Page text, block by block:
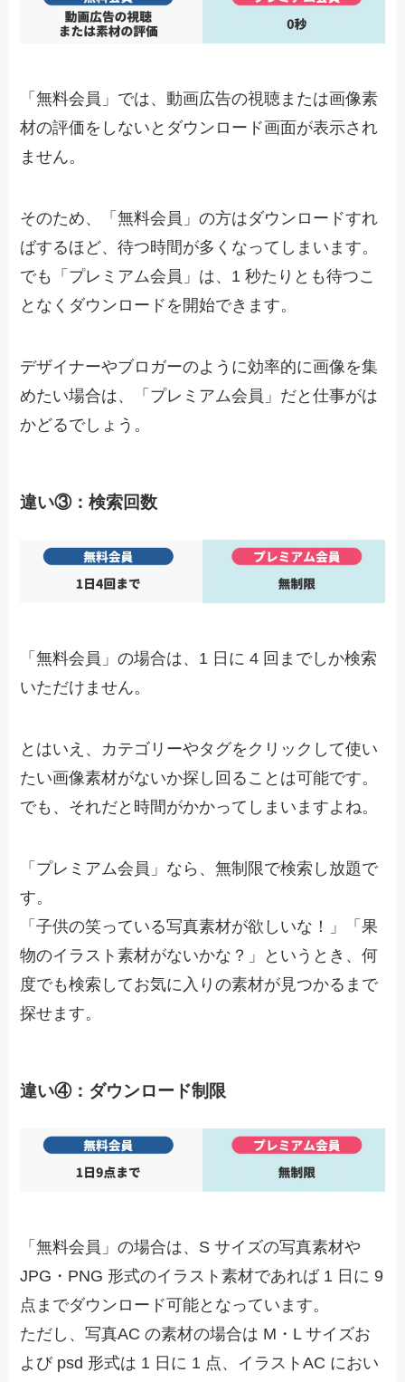
「無料会員」では、動画広告の視聴または画像素
材の評価をしないとダウンロード画面が表示され
ません。
そのため、「無料会員」の方はダウンロードすれ
ばするほど、待つ時間が多くなってしまいます。
でも
「プレミアム会員」は、1 秒たりとも待つこ
となくダウンロードを開始できます。
デザイナーやブロガーのように効率的に画像を集
めたい場合は、「プレミアム会員」だと仕事がは
かどるでしょう。
違い③：検索回数
「無料会員」の場合は、1 日に 4 回までしか検索
いただけません。
とはいえ、カテゴリーやタグをクリックして使い
たい画像素材がないか探し回ることは可能です。
でも、それだと時間がかかってしまいますよね。
「プレミアム会員」なら、無制限で検索し放題で
す。
「子供の笑っている写真素材が欲しいな！」「果
物のイラスト素材がないかな？」というとき、何
度でも検索してお気に入りの素材が見つかるまで
探せます。
違い④：ダウンロード制限
「無料会員」の場合は、S サイズの写真素材や
JPG・PNG 形式のイラスト素材であれば 1 日に 9
点までダウンロード可能となっています。
ただし、写真AC の素材の場合は M・L サイズお
よび psd 形式は 1 日に 1 点、イラストAC におい